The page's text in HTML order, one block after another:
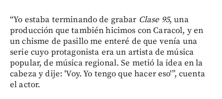
“Yo estaba terminando de grabar Clase 95, una
producción que también hicimos con Caracol, y en
un chisme de pasillo me enteré de que venía una
serie cuyo protagonista era un artista de música
popular, de música regional. Se metió la idea en la
cabeza y dije: 'Voy. Yo tengo que hacer eso'”, cuenta
el actor.